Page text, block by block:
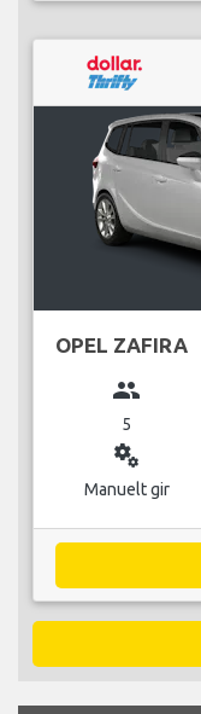
OPEL ZAFIRA
group
5
miscellaneous_services
Manuelt gir